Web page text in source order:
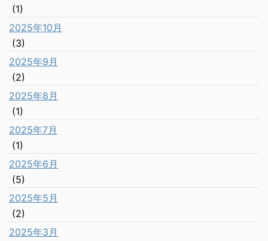
(1)
2025年10月
(3)
2025年9月
(2)
2025年8月
(1)
2025年7月
(1)
2025年6月
(5)
2025年5月
(2)
2025年3月